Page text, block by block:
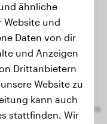
ähnliche
Website und
Daten von dir
und Anzeigen
Drittanbietern
Website zu
kann auch
stattfinden. Wir